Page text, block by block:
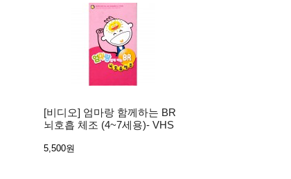
[비디오] 엄마랑 함께하는 BR
뇌호흡 체조 (4~7세용)- VHS
5,500원